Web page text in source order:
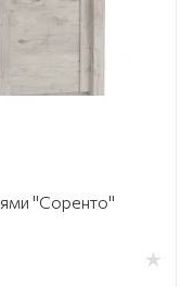
"Соренто"